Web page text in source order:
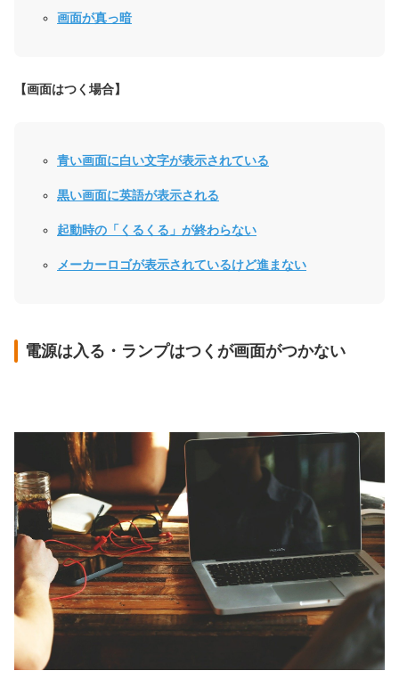
画面が真っ暗
【画面はつく場合】
青い画面に白い文字が表示されている
黒い画面に英語が表示される
起動時の「くるくる」が終わらない
メーカーロゴが表示されているけど進まない
電源は入る・ランプはつくが画面がつかない